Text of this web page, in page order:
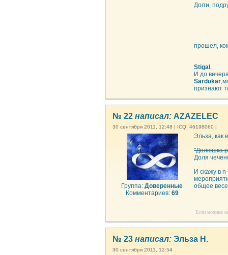
Догги,
прошел,
Stigal ,
И до
Sardukar
признают
№ 22 написал: AZAZELEC
30 сентября 2011, 12:48 | ICQ: 46198060 |
Группа:Доверенные
Комментариев: 69
Эльза, как
"Долюшка
Доля
И скажу в
общее
--------------------
Если молния
№ 23 написал: Эльза Н.
30 сентября 2011, 12:54